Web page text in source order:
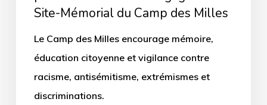
Site-Site-Mémorial du Camp des Milles
Le Camp des Milles encourage mémoire,
éducation citoyenne et vigilance contre
racisme, antisémitisme, extrémismes et
discriminations.